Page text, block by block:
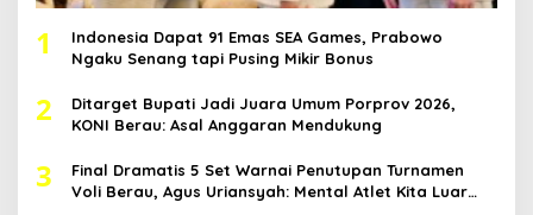
1
Indonesia Dapat 91 Emas SEA Games, Prabowo
Ngaku Senang tapi Pusing Mikir Bonus
2
Ditarget Bupati Jadi Juara Umum Porprov 2026,
KONI Berau: Asal Anggaran Mendukung
3
Final Dramatis 5 Set Warnai Penutupan Turnamen
Voli Berau, Agus Uriansyah: Mental Atlet Kita Luar